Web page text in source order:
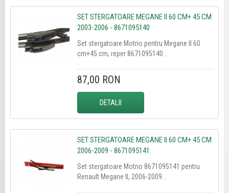
SET STERGATOARE MEGANE II 60 CM+ 45 CM
2003-2006 - 8671095140
Set stergatoare Motrio pentru Megane II 60
cm+45 cm, reper 8671095140 ...
87,00 RON
DETALII
SET STERGATOARE MEGANE II 60 CM+ 45 CM
2006-2009 - 8671095141
Set stergatoare Motrio 8671095141 pentru
Renault Megane II, 2006-2009...